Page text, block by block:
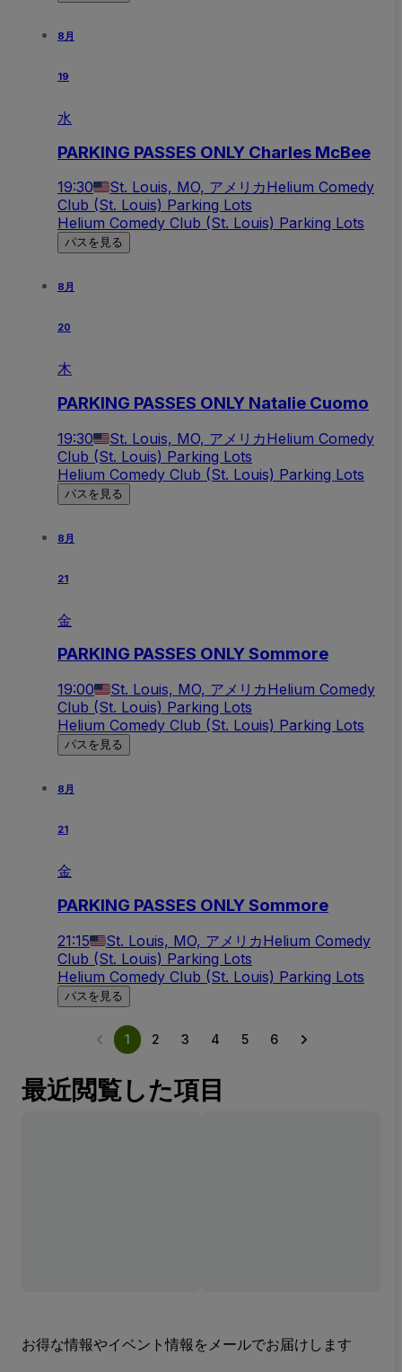
8月
19
水
PARKING PASSES ONLY Charles McBee
19:30 St. Louis, MO, アメリカHelium Comedy
Club (St. Louis) Parking Lots
Helium Comedy Club (St. Louis) Parking Lots
パスを見る
8月
20
木
PARKING PASSES ONLY Natalie Cuomo
19:30 St. Louis, MO, アメリカHelium Comedy
Club (St. Louis) Parking Lots
Helium Comedy Club (St. Louis) Parking Lots
パスを見る
8月
21
金
PARKING PASSES ONLY Sommore
19:00 St. Louis, MO, アメリカHelium Comedy
Club (St. Louis) Parking Lots
Helium Comedy Club (St. Louis) Parking Lots
パスを見る
8月
21
金
PARKING PASSES ONLY Sommore
21:15 St. Louis, MO, アメリカHelium Comedy
Club (St. Louis) Parking Lots
Helium Comedy Club (St. Louis) Parking Lots
パスを見る
1 2 3 4 5 6
最近閲覧した項目
お得な情報やイベント情報をメールでお届けします